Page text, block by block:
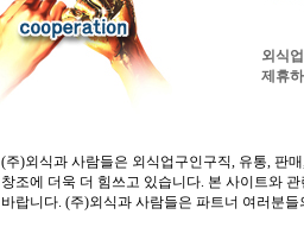
외식
제휴
(주)외식과 사람들은 외식업구인구직, 유통, 판
창조에 더욱 더 힘쓰고 있습니다. 본 사이트와
바랍니다. (주)외식과 사람들은 파트너 여러분